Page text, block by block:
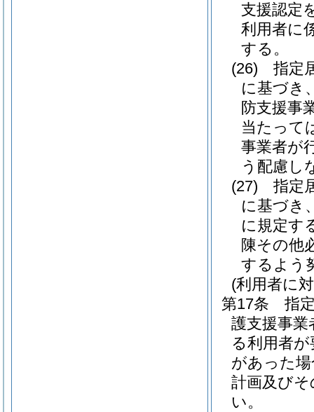
支援認定
利用者に
する。
(26)
指定
に基づき
防支援事
当たって
事業者が
う配慮し
(27)
指定
に基づき
に規定す
陳その他
するよう
(利用者に
第17条
指
護支援事
る利用者
があった
計画及び
い。